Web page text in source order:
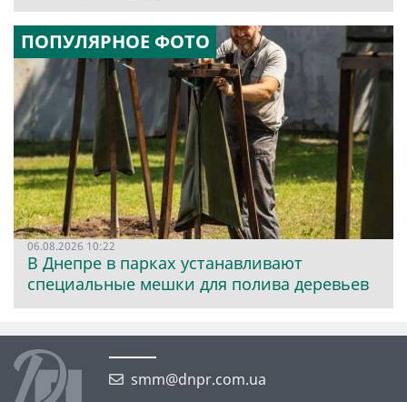
ПОПУЛЯРНОЕ ФОТО
06.08.2026 10:22
В Днепре в парках устанавливают
специальные мешки для полива деревьев
smm@dnpr.com.ua